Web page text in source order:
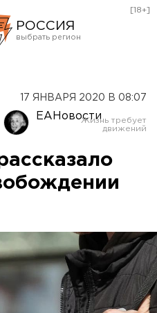
РОССИЯ
Оренбург
[18+]
17 ЯНВАРЯ 2020 В 08:07
ЕАНовости